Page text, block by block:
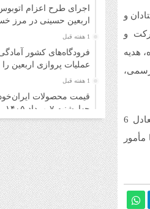
و
و
هدیه
از رسمی،
لازم به ذکر است، براساس بندهای این دستورالعمل به اعضای هیأت علمی نیمه‌وقت یک دوم مبلغ مذکور معادل 6
اجرای طرح اعزام
اربعین حسینی در مرز
1 هفته قبل
فرودگاه‌های کشور
عملیات پروازی اربعین را
1 هفته قبل
قیمت محصولات
چهارشنبه ۷ مرداد ۱۴۰۵
1 هفته قبل
قیمت محصولات
سه‌شنبه ۶ مرداد ۱۴۰۵
1 هفته قبل
خرید اینترنتی بلیت
زائران امکان‌پذیر شد